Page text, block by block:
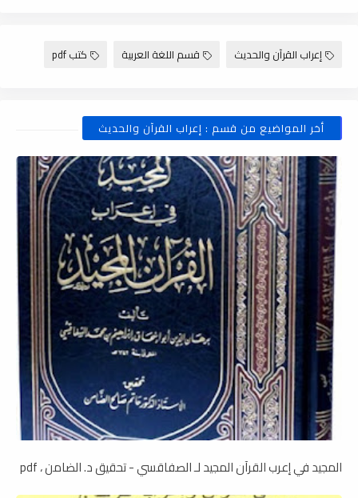
إعراب القرآن والحديث قسم اللغة العربية كتب pdf
أخر المواضيع من قسم : إعراب القرآن والحديث
المجيد في إعرب القرآن المجيد لـ الصفاقسي - تحقيق د. الضامن ، pdf